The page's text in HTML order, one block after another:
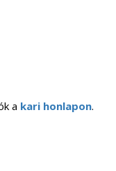
a kari honlapon.